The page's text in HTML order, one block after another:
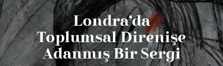
Londra’da
Toplumsal Direnişe
Adanmış Bir Sergi